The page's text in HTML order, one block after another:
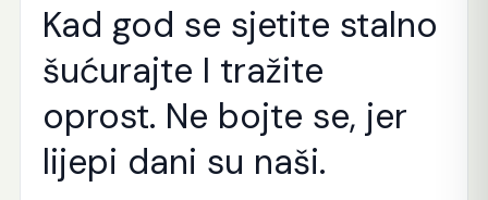
Kad god se sjetite stalno
šućurajte I tražite
oprost. Ne bojte se, jer
lijepi dani su naši.